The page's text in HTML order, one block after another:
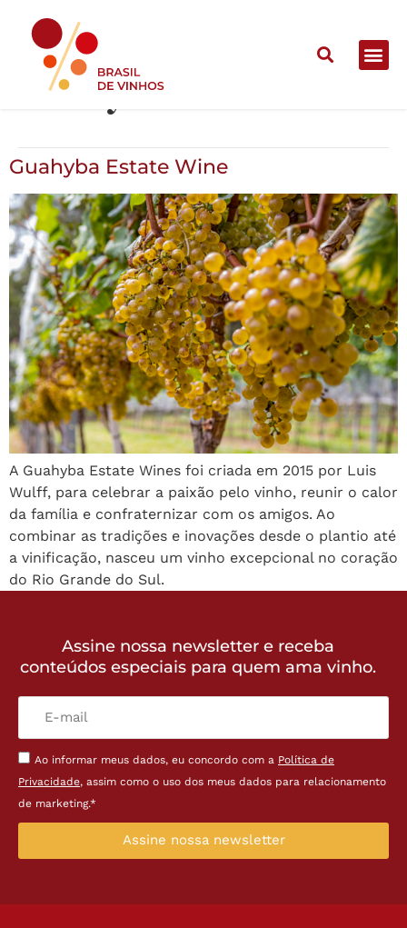
Guahyba Estate Wine
Guahyba Estate Wine
A Guahyba Estate Wines foi criada em 2015 por Luis
Wulff, para celebrar a paixão pelo vinho, reunir o calor
da família e confraternizar com os amigos. Ao
combinar as tradições e inovações desde o plantio até
a vinificação, nasceu um vinho excepcional no coração
do Rio Grande do Sul.
Assine nossa newsletter e receba
conteúdos especiais para quem ama vinho.
Ao informar meus dados, eu concordo com a Política de
Privacidade, assim como o uso dos meus dados para relacionamento
de marketing.*
Assine nossa newsletter